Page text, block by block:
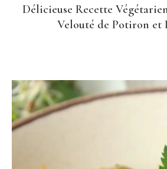
Délicieuse Recette
Velouté de Potiron et